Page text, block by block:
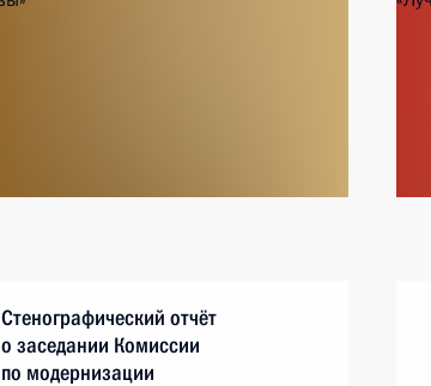
Стенографический отчёт
о заседании Комиссии
по модернизации